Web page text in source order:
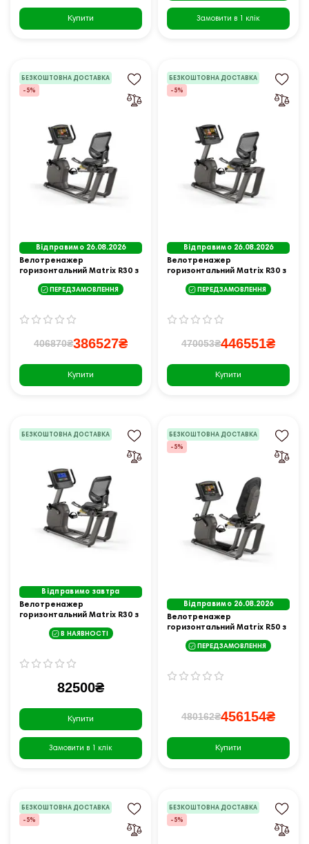
Купити Замовити в 1 клік
БЕЗКОШТОВНА ДОСТАВКА
-5%
Відправимо 26.08.2026
Велотренажер
горизонтальний Matrix R30 з
ПЕРЕДЗАМОВЛЕННЯ
406870₴386527₴
Купити
БЕЗКОШТОВНА ДОСТАВКА
-5%
Відправимо 26.08.2026
Велотренажер
горизонтальний Matrix R30 з
ПЕРЕДЗАМОВЛЕННЯ
470053₴446551₴
Купити
БЕЗКОШТОВНА ДОСТАВКА
Відправимо завтра
Велотренажер
горизонтальний Matrix R30 з
В НАЯВНОСТІ
82500₴
Купити
Замовити в 1 клік
БЕЗКОШТОВНА ДОСТАВКА
-5%
Відправимо 26.08.2026
Велотренажер
горизонтальний Matrix R50 з
ПЕРЕДЗАМОВЛЕННЯ
480162₴456154₴
Купити
БЕЗКОШТОВНА ДОСТАВКА
-5%
БЕЗКОШТОВНА ДОСТАВКА
-5%